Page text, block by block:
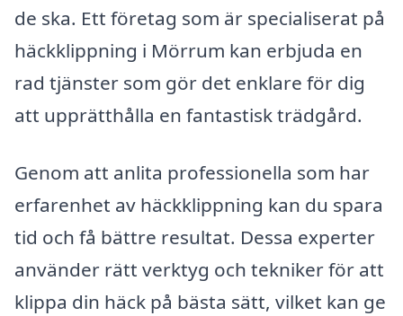
de ska. Ett företag som är specialiserat på
häckklippning i Mörrum kan erbjuda en
rad tjänster som gör det enklare för dig
att upprätthålla en fantastisk trädgård.
Genom att anlita professionella som har
erfarenhet av häckklippning kan du spara
tid och få bättre resultat. Dessa experter
använder rätt verktyg och tekniker för att
klippa din häck på bästa sätt, vilket kan ge